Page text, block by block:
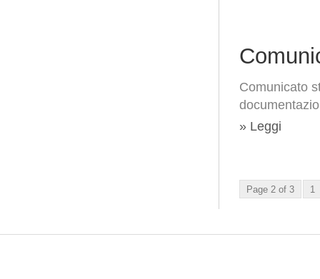
Comunicato
» Leggi
Page 2 of 3 1